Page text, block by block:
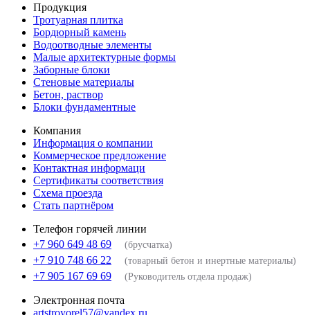
Продукция
Тротуарная плитка
Бордюрный камень
Водоотводные элементы
Малые архитектурные формы
Заборные блоки
Стеновые материалы
Бетон, раствор
Блоки фундаментные
Компания
Информация о компании
Коммерческое предложение
Контактная информаци
Сертификаты соответствия
Схема проезда
Стать партнёром
Телефон горячей линии
+7 960 649 48 69
(брусчатка)
+7 910 748 66 22 (товарный бетон и инертные материалы)
+7 905 167 69 69 (Руководитель отдела продаж)
Электронная почта
artstroyorel57@yandex.ru